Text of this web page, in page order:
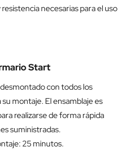
necesarias para el uso
Start
con todos los
montaje. El ensamblaje es
realizarse de forma rápida
suministradas.
25 minutos.